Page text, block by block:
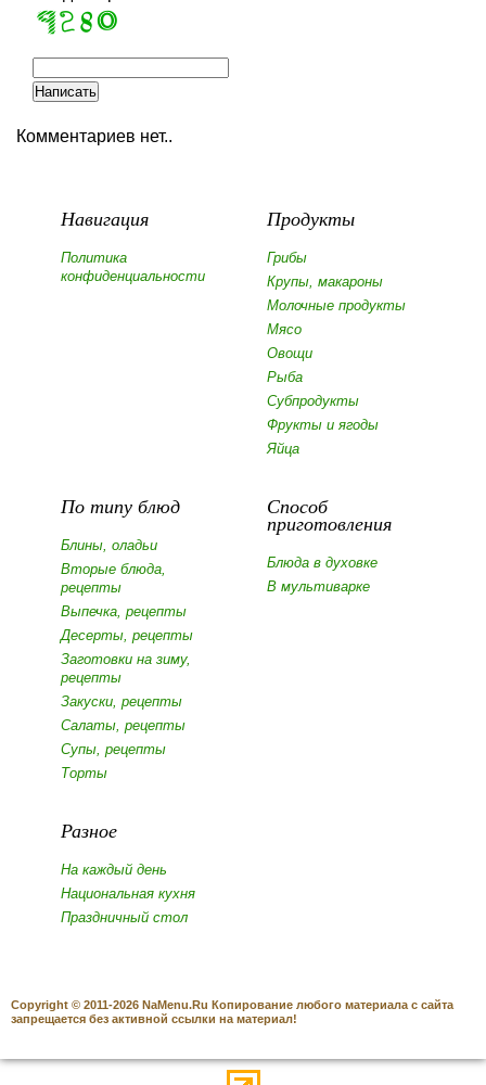
Комментариев нет..
Навигация
Политика
конфиденциальности
Продукты
Грибы
Крупы, макароны
Молочные продукты
Мясо
Овощи
Рыба
Субпродукты
Фрукты и ягоды
Яйца
По типу блюд
Блины, оладьи
Вторые блюда,
рецепты
Выпечка, рецепты
Десерты, рецепты
Заготовки на зиму,
рецепты
Закуски, рецепты
Салаты, рецепты
Супы, рецепты
Торты
Способ
приготовления
Блюда в духовке
В мультиварке
Разное
На каждый день
Национальная кухня
Праздничный стол
Copyright © 2011-2026 NaMenu.Ru Копирование любого материала с сайта
запрещается без активной ссылки на материал!